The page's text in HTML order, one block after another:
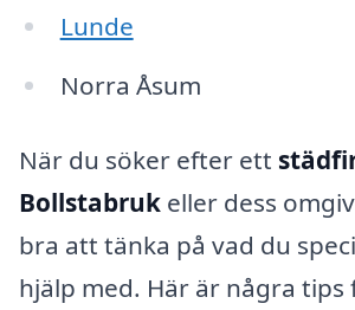
Lunde
Norra Åsum
När du söker efter ett
Bollstabruk eller dess
bra att tänka på vad du
hjälp med. Här är några tips